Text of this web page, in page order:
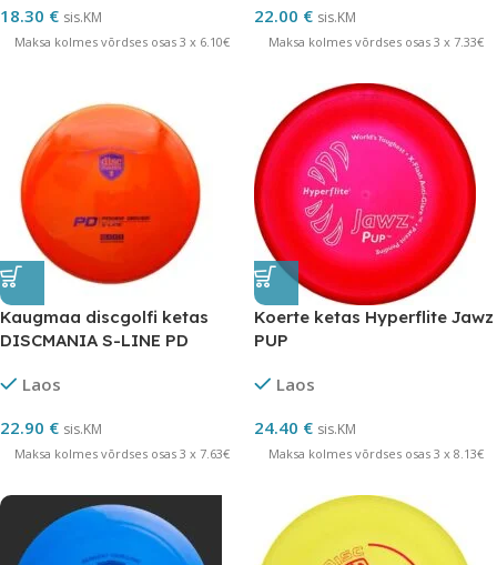
18.30 € sis.KM
Maksa kolmes võrdses osas 3 x 6.10€
22.00 € sis.KM
Maksa kolmes võrdses osas 3 x 7.33€
Kaugmaa discgolfi ketas
DISCMANIA S-LINE PD
Laos
22.90 € sis.KM
Maksa kolmes võrdses osas 3 x 7.63€
Koerte ketas Hyperflite Jawz
PUP
Laos
24.40 € sis.KM
Maksa kolmes võrdses osas 3 x 8.13€